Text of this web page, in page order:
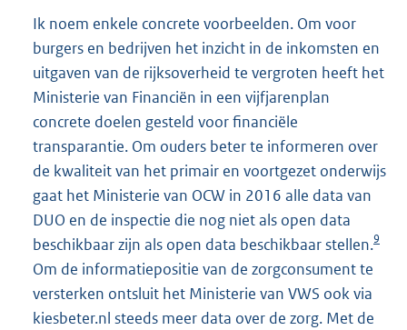
Ik noem enkele concrete voorbeelden. Om voor
burgers en bedrijven het inzicht in de inkomsten en
uitgaven van de rijksoverheid te vergroten heeft het
Ministerie van Financiën in een vijfjarenplan
concrete doelen gesteld voor financiële
transparantie. Om ouders beter te informeren over
de kwaliteit van het primair en voortgezet onderwijs
gaat het Ministerie van OCW in 2016 alle data van
DUO en de inspectie die nog niet als open data
beschikbaar zijn als open data beschikbaar stellen.9
Om de informatiepositie van de zorgconsument te
versterken ontsluit het Ministerie van VWS ook via
kiesbeter.nl steeds meer data over de zorg. Met de